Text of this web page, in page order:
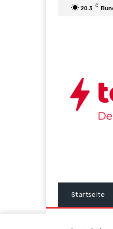
20.3 C
Startseite